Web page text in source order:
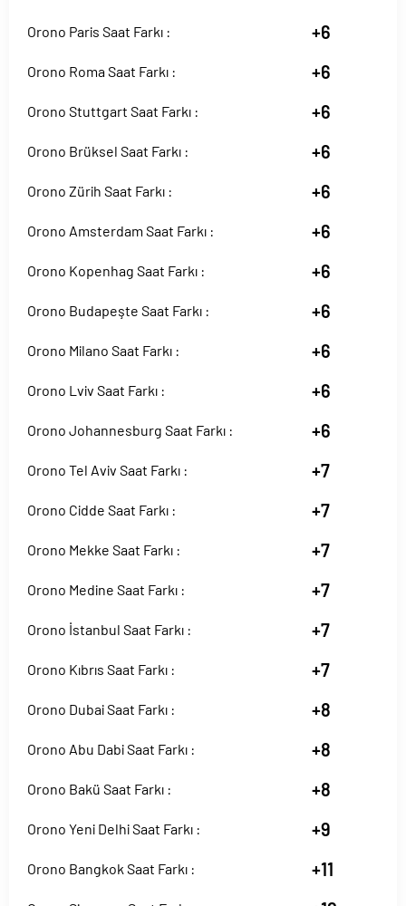
Orono Paris Saat Farkı : +6
Orono Roma Saat Farkı : +6
Orono Stuttgart Saat Farkı : +6
Orono Brüksel Saat Farkı : +6
Orono Zürih Saat Farkı : +6
Orono Amsterdam Saat Farkı : +6
Orono Kopenhag Saat Farkı : +6
Orono Budapeşte Saat Farkı : +6
Orono Milano Saat Farkı : +6
Orono Lviv Saat Farkı : +6
Orono Johannesburg Saat Farkı : +6
Orono Tel Aviv Saat Farkı : +7
Orono Cidde Saat Farkı : +7
Orono Mekke Saat Farkı : +7
Orono Medine Saat Farkı : +7
Orono İstanbul Saat Farkı : +7
Orono Kıbrıs Saat Farkı : +7
Orono Dubai Saat Farkı : +8
Orono Abu Dabi Saat Farkı : +8
Orono Bakü Saat Farkı : +8
Orono Yeni Delhi Saat Farkı : +9
Orono Bangkok Saat Farkı : +11